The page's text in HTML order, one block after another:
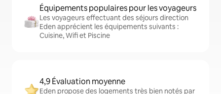
Équipements populaires pour les voyageurs
Les voyageurs effectuant des séjours direction
Eden apprécient les équipements suivants :
Cuisine, Wifi et Piscine
4,9 Évaluation moyenne
Eden propose des logements très bien notés par